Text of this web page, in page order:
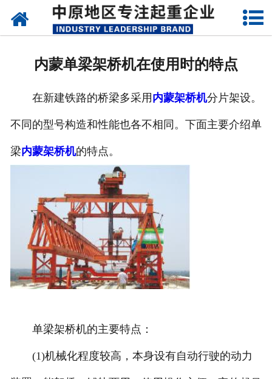
网站首页
内蒙单梁架桥机在使用时的特点
在新建铁路的桥梁多采用 内蒙架桥机分片架设。
不同的型号构造和性能也各不相同。下面主要介绍单
梁内蒙架桥机的特点。
单梁架桥机的主要特点：
(1)机械化程度较高，本身设有自动行驶的动力